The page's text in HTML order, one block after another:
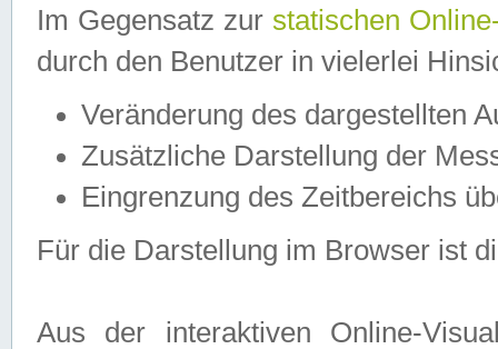
Im Gegensatz zur statischen
durch den Benutzer in vielerlei
Veränderung des dargestellten
Zusätzliche Darstellung der
Eingrenzung des Zeitbereichs
Für die Darstellung im Browser ist
Aus der interaktiven Online-